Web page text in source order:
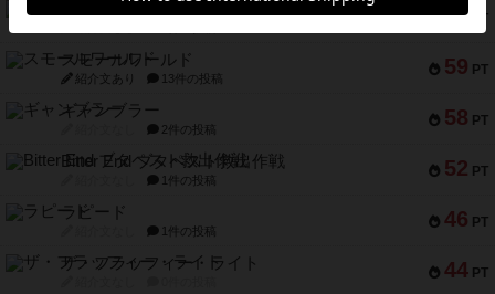
60 PT
59 PT
スモールワールド
紹介文あり 13件の投稿
58 PT
ギャンブラー
2件の投稿
52 PT
Bitter End ブタペスト救出作戦
1件の投稿
46 PT
ラピード
1件の投稿
44 PT
ザ・フラッフィー・ライト